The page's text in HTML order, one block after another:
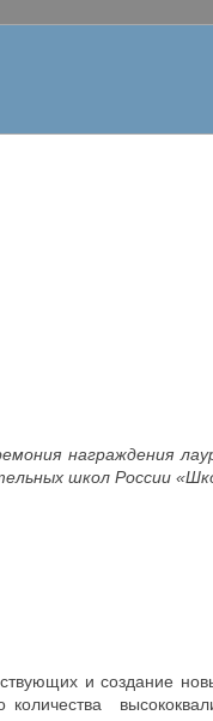
награждения
школ России
и создание